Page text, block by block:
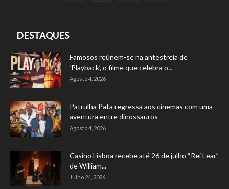
DESTAQUES
Famosos reúnem-se na antestreia de
‘Playback’, o filme que celebra o...
Agosto 4, 2026
Patrulha Pata regressa aos cinemas com uma
aventura entre dinossauros
Agosto 4, 2026
Casino Lisboa recebe até 26 de julho “Rei Lear”
de William...
Julho 24, 2026